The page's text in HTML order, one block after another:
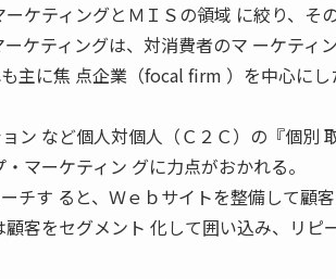
ケティングとＭＩＳの領域 に絞り、そ
ーケティングは、対消費者のマ ーケティ
主に焦 点企業（focal firm ）を中心に
ン など個人対個人（Ｃ２Ｃ）の『個別
マーケティン グに力点がおかれる。
チす ると、Ｗｅｂサイトを整備して顧
客をセグメント 化して囲い込み、リピ